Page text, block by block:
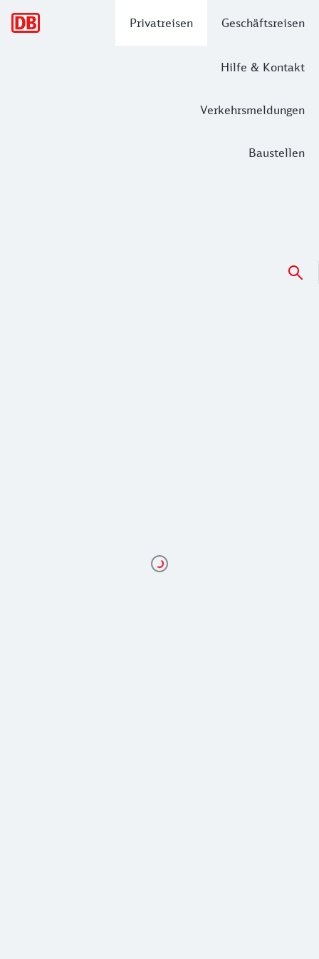
Privatreisen Geschäftsreisen
Hilfe & Kontakt
Verkehrsmeldungen
Baustellen